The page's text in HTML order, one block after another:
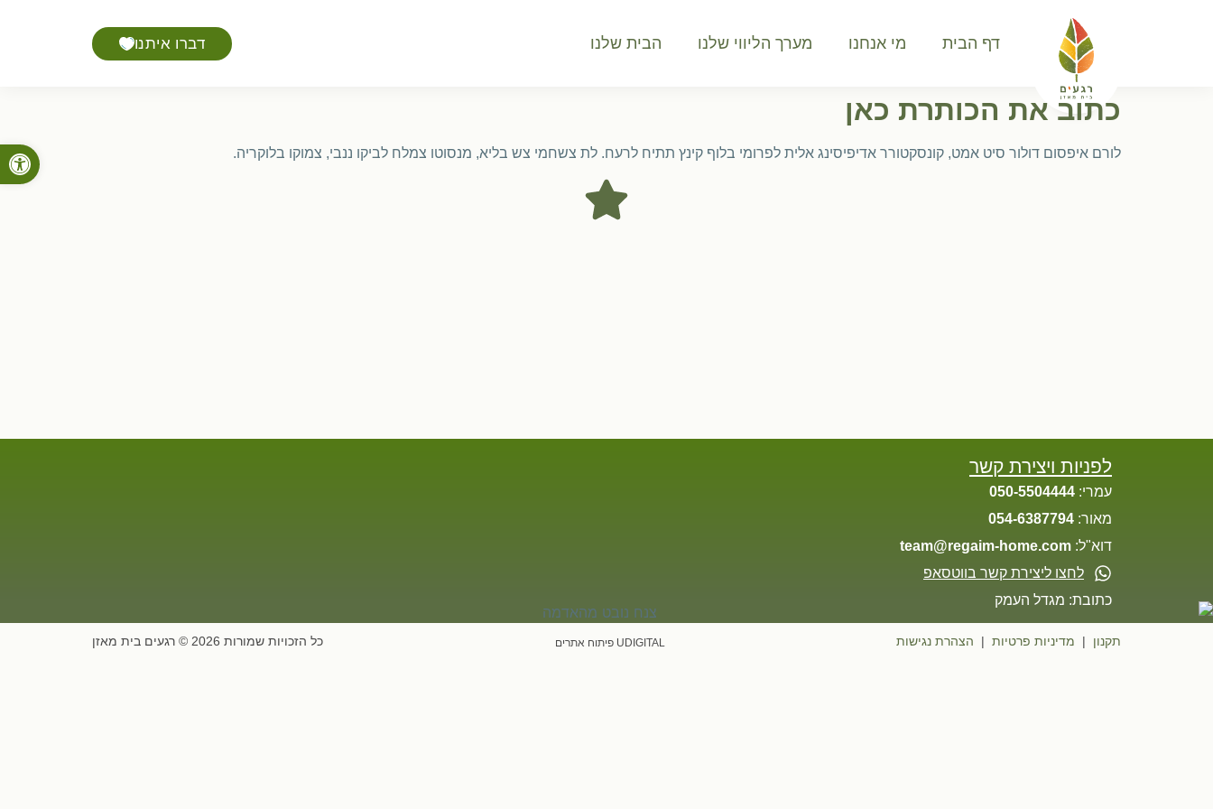
פתח
דף הבית מי אנחנו מערך הליווי שלנו הבית שלנו דברו איתנו
כתוב את הכותרת כאן
לורם איפסום דולור סיט אמט, קונסקטורר אדיפיסינג אלית לפרומי בלוף קינץ תתיח לרעח. לת צשחמי צש בליא, מנסוטו צמלח לביקו ננבי, צמוקו בלוקריה.
לפניות ויצירת קשר
עמרי: 050-5504444
מאור: 054-6387794
דוא"ל: team@regaim-home.com
לחצו ליצירת קשר בווטסאפ
כתובת: מגדל העמק
תקנון | מדיניות פרטיות | הצהרת נגישות UDIGITAL פיתוח אתרים כל הזכויות שמורות 2026 © רגעים בית מאזן